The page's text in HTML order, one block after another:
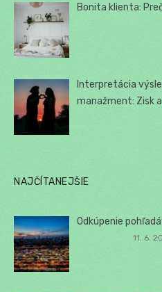
Bonita klienta:
Interpretácia
manažment: Zisk
NAJČÍTANEJŠIE
Odkúpenie
11. 6.